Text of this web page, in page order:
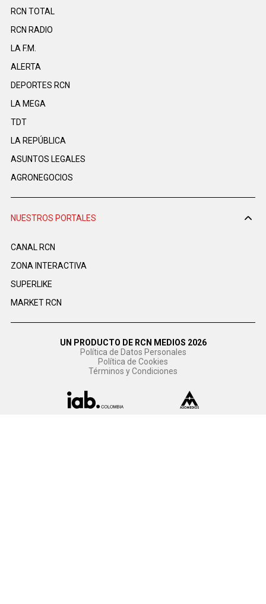
RCN TOTAL
RCN RADIO
LA F.M.
ALERTA
DEPORTES RCN
LA MEGA
TDT
LA REPÚBLICA
ASUNTOS LEGALES
AGRONEGOCIOS
NUESTROS PORTALES
CANAL RCN
ZONA INTERACTIVA
SUPERLIKE
MARKET RCN
UN PRODUCTO DE RCN MEDIOS 2026
Política de Datos Personales
Política de Cookies
Términos y Condiciones